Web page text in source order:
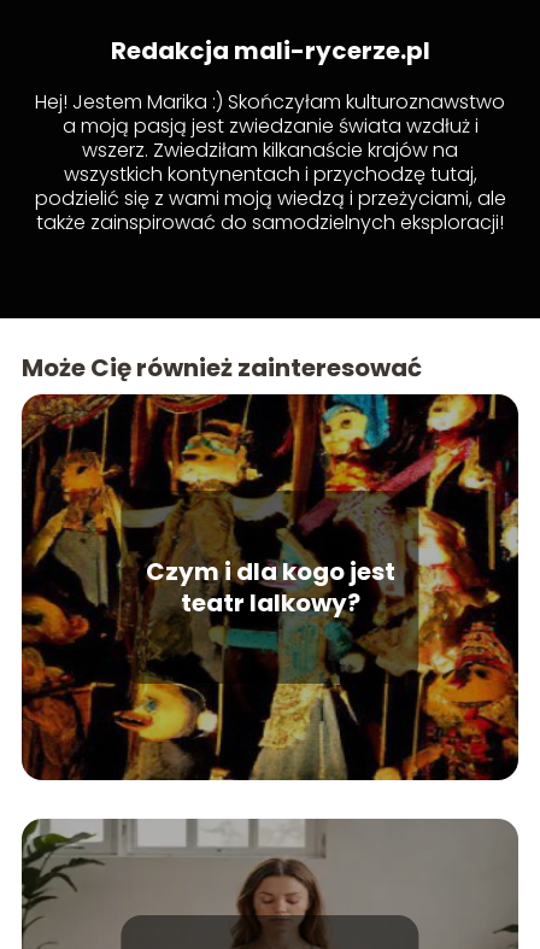
Redakcja mali-rycerze.pl
Hej! Jestem Marika :) Skończyłam kulturoznawstwo
a moją pasją jest zwiedzanie świata wzdłuż i
wszerz. Zwiedziłam kilkanaście krajów na
wszystkich kontynentach i przychodzę tutaj,
podzielić się z wami moją wiedzą i przeżyciami, ale
także zainspirować do samodzielnych eksploracji!
Może Cię również zainteresować
Czym i dla kogo jest
teatr lalkowy?